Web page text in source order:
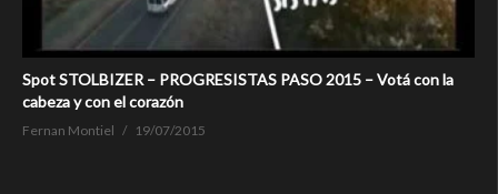
Spot STOLBIZER – PROGRESISTAS PASO 2015 – Votá con la
cabeza y con el corazón
Fernan Montiel 19/07/2015